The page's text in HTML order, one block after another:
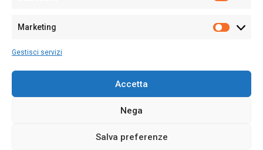
Marketing
Gestisci servizi
Accetta
Nega
Salva preferenze
128/2020 del 10/02/2020
Per la Pubblicità:
Sardegna Ieri-Oggi-Domani- Tutti i diritti sono riservati -